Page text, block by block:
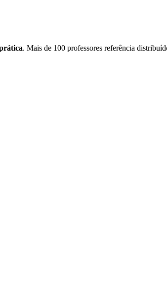
. Mais de 100 professores referência